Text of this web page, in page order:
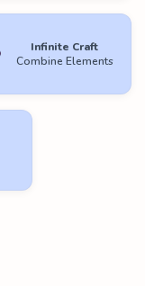
Infinite Craft
Combine Elements